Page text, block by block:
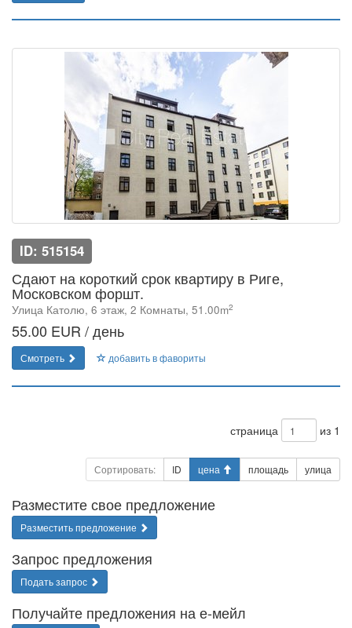
ID: 515154
Сдают на короткий срок квартиру в Риге,
Московском форшт.
Улица Католю, 6 этаж, 2 Комнаты, 51.00m2
55.00 EUR / день
Смотреть добавить в фавориты
страница из 1
Сортировать: ID цена площадь улица
Разместите свое предложение
Разместить предложение
Запрос предложения
Подать запрос
Получайте предложения на е-мейл